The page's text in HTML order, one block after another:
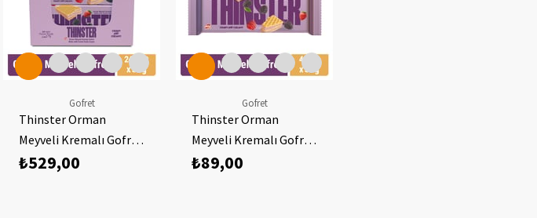
Gofret
Thinster Orman
Meyveli Kremalı Gofret
55 gr x 24 adet
₺529,00
Gofret
Thinster Orman
Meyveli Kremalı Gofret
55 gr x 4 adet
₺89,00